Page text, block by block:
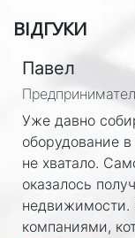
ВІДГУКИ
Павел
Уже давно
оборудование
не хватало.
оказалось
недвижимости.
компаниями,